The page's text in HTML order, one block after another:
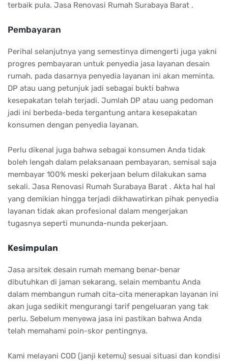
terbaik pula. Jasa Renovasi Rumah Surabaya Barat .
Pembayaran
Perihal selanjutnya yang semestinya dimengerti juga yakni
progres pembayaran untuk penyedia jasa layanan desain
rumah, pada dasarnya penyedia layanan ini akan meminta.
DP atau uang petunjuk jadi sebagai bukti bahwa
kesepakatan telah terjadi. Jumlah DP atau uang pedoman
jadi ini berbeda-beda tergantung antara kesepakatan
konsumen dengan penyedia layanan.
Perlu dikenal juga bahwa sebagai konsumen Anda tidak
boleh lengah dalam pelaksanaan pembayaran, semisal saja
membayar 100% meski pekerjaan belum dilakukan sama
sekali. Jasa Renovasi Rumah Surabaya Barat . Akta hal hal
yang demikian hingga terjadi dikhawatirkan pihak penyedia
layanan tidak akan profesional dalam mengerjakan
tugasnya seperti mununda-nunda pekerjaan.
Kesimpulan
Jasa arsitek desain rumah memang benar-benar
dibutuhkan di jaman sekarang, selain membantu Anda
dalam membangun rumah cita-cita menerapkan layanan ini
akan juga sedikit mengurangi tarif pengeluaran yang tak
perlu. Sebelum menyewa jasa ini pastikan bahwa Anda
telah memahami poin-skor pentingnya.
Kami melayani COD (janji ketemu) sesuai situasi dan kondisi